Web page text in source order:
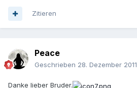
Zitieren
Peace
Geschrieben 28. Dezember 2011
Danke lieber Bruder.